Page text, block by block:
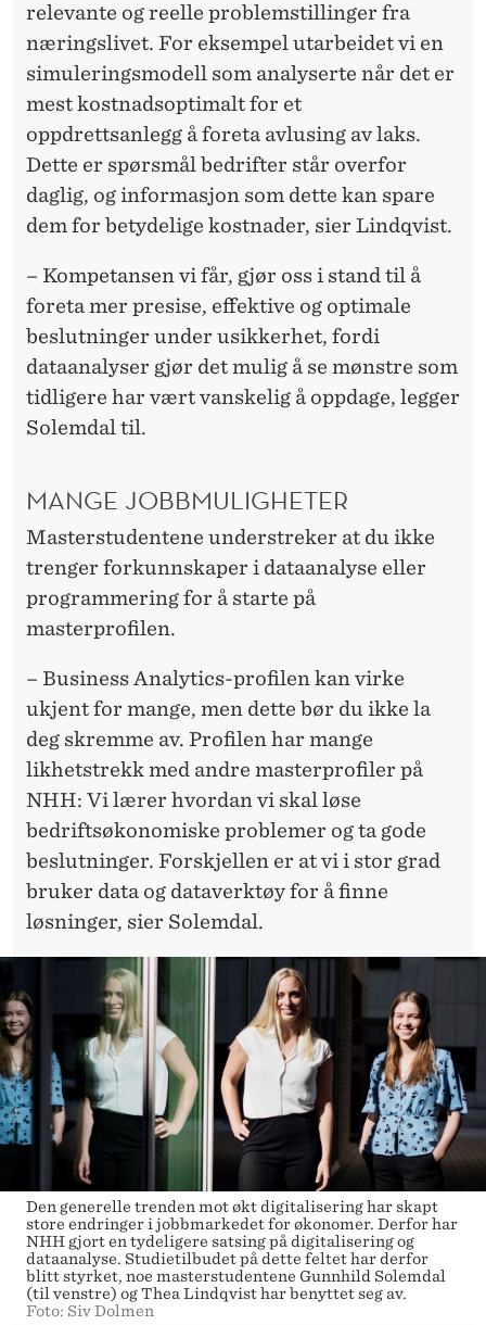
relevante og reelle problemstillinger fra
næringslivet. For eksempel utarbeidet vi en
simuleringsmodell som analyserte når det er
mest kostnadsoptimalt for et
oppdrettsanlegg å foreta avlusing av laks.
Dette er spørsmål bedrifter står overfor
daglig, og informasjon som dette kan spare
dem for betydelige kostnader, sier Lindqvist.
– Kompetansen vi får, gjør oss i stand til å
foreta mer presise, effektive og optimale
beslutninger under usikkerhet, fordi
dataanalyser gjør det mulig å se mønstre som
tidligere har vært vanskelig å oppdage, legger
Solemdal til.
MANGE JOBBMULIGHETER
Masterstudentene understreker at du ikke
trenger forkunnskaper i dataanalyse eller
programmering for å starte på
masterprofilen.
– Business Analytics-profilen kan virke
ukjent for mange, men dette bør du ikke la
deg skremme av. Profilen har mange
likhetstrekk med andre masterprofiler på
NHH: Vi lærer hvordan vi skal løse
bedriftsøkonomiske problemer og ta gode
beslutninger. Forskjellen er at vi i stor grad
bruker data og dataverktøy for å finne
løsninger, sier Solemdal.
Den generelle trenden mot økt digitalisering har skapt
store endringer i jobbmarkedet for økonomer. Derfor har
NHH gjort en tydeligere satsing på digitalisering og
dataanalyse. Studietilbudet på dette feltet har derfor
blitt styrket, noe masterstudentene Gunnhild Solemdal
(til venstre) og Thea Lindqvist har benyttet seg av.
Foto: Siv Dolmen